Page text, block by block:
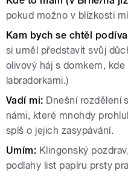
pokud možno v blízkosti
Kam bych se chtěl
si uměl představit svůj
olivový háj s domkem,
labradorkami.)
Vadí mi: Dnešní rozdělení
námi, které mnohdy
spíš o jejich zasypávání.
Umím: Klingonský
podlahy list papíru prsty